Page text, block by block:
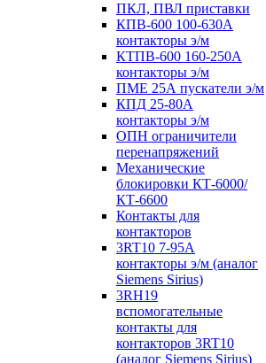
ПКЛ, ПВЛ приставки
КПВ-600 100-630А
контакторы э/м
КТПВ-600 160-250А
контакторы э/м
ПМЕ 25А пускатели э/м
КПД 25-80А
контакторы э/м
ОПН ограничители
перенапряжений
Механические
блокировки КТ-6000/
КТ-6600
Контакты для
контакторов
3RT10 7-95А
контакторы э/м (аналог
Siemens Sirius)
3RH19
вспомогательные
контакты для
контакторов 3RT10
(аналог Siemens Sirius)